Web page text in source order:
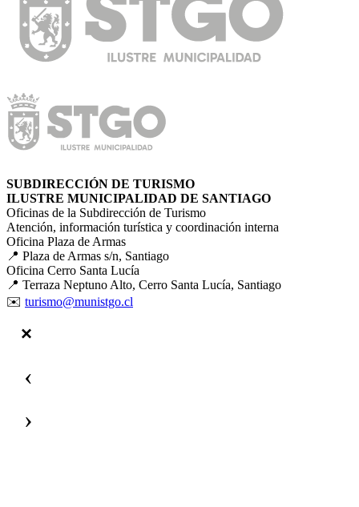
SUBDIRECCIÓN DE TURISMO
ILUSTRE MUNICIPALIDAD DE SANTIAGO
Oficinas de la Subdirección de Turismo
Atención, información turística y coordinación interna
Oficina Plaza de Armas
📍 Plaza de Armas s/n, Santiago
Oficina Cerro Santa Lucía
📍 Terraza Neptuno Alto, Cerro Santa Lucía, Santiago
✉️ turismo@munistgo.cl
‹
›